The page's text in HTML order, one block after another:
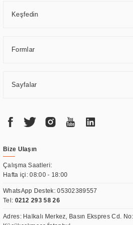
Keşfedin
Formlar
Sayfalar
Bize Ulaşın
Çalışma Saatleri:
Hafta içi: 08:00 - 18:00
WhatsApp Destek:05302389557
Tel: 0212 293 58 26
Adres: Halkalı Merkez, Basın Ekspres Cd.